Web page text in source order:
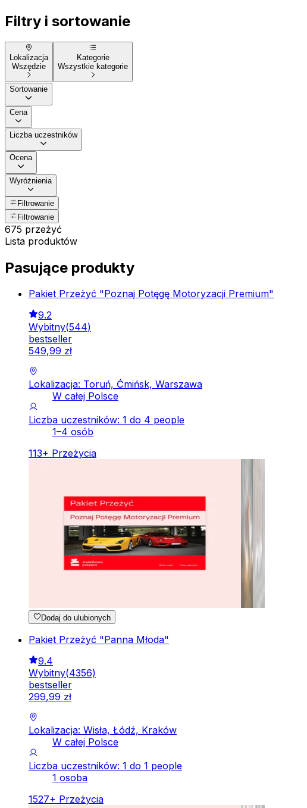
Filtry i sortowanie
Lokalizacja
Wszędzie
Kategorie
Wszystkie kategorie
Sortowanie
Cena
Liczba uczestników
Ocena
Wyróżnienia
Filtrowanie
Filtrowanie
675 przeżyć
Lista produktów
Pasujące produkty
Pakiet Przeżyć "Poznaj Potęgę Motoryzacji Premium"
9.2
Wybitny(544)
bestseller
549,99 zł
Lokalizacja: Toruń, Ćmińsk, Warszawa
W całej Polsce
Liczba uczestników: 1 do 4 people
1–4 osób
113+ Przeżycia
Dodaj do ulubionych
Pakiet Przeżyć "Panna Młoda"
9.4
Wybitny(4356)
bestseller
299,99 zł
Lokalizacja: Wisła, Łódź, Kraków
W całej Polsce
Liczba uczestników: 1 do 1 people
1 osoba
1527+ Przeżycia